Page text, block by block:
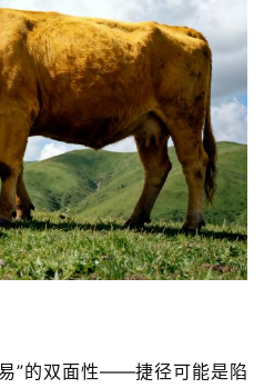
”的双面性——捷径可能是陷